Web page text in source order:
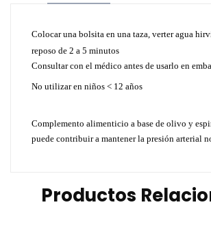
Colocar una bolsita en una taza, verter agua
reposo de 2 a 5 minutos
Consultar con el médico antes de usarlo en
No utilizar en niños < 12 años
Complemento alimenticio a base de olivo y
puede contribuir a mantener la presión arterial
Productos